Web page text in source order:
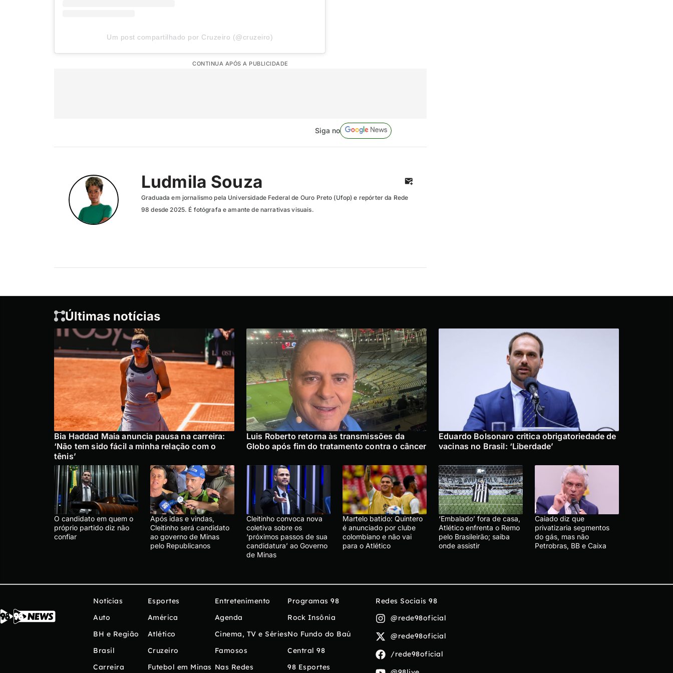
Um post compartilhado por Cruzeiro (@cruzeiro)
CONTINUA APÓS A PUBLICIDADE
Siga no
Ludmila Souza
Graduada em jornalismo pela Universidade Federal de Ouro Preto (Ufop) e repórter da Rede
98 desde 2025. É fotógrafa e amante de narrativas visuais.
Últimas notícias
Bia Haddad Maia anuncia pausa na carreira:
‘Não tem sido fácil a minha relação com o
tênis’
Luis Roberto retorna às transmissões da
Globo após fim do tratamento contra o câncer
Eduardo Bolsonaro critica obrigatoriedade de
vacinas no Brasil: ‘Liberdade’
O candidato em quem o
próprio partido diz não
confiar
Após idas e vindas,
Cleitinho será candidato
ao governo de Minas
pelo Republicanos
Cleitinho convoca nova
coletiva sobre os
‘próximos passos de sua
candidatura’ ao Governo
de Minas
Martelo batido: Quintero
é anunciado por clube
colombiano e não vai
para o Atlético
‘Embalado’ fora de casa,
Atlético enfrenta o Remo
pelo Brasileirão; saiba
onde assistir
Caiado diz que
privatizaria segmentos
do gás, mas não
Petrobras, BB e Caixa
Notícias
Auto
BH e Região
Brasil
Carreira
Esportes
América
Atlético
Cruzeiro
Futebol em Minas
Entretenimento
Agenda
Cinema, TV e Séries
Famosos
Nas Redes
Programas 98
Rock Insônia
No Fundo do Baú
Central 98
98 Esportes
Redes Sociais 98
@rede98oficial
@rede98oficial
/rede98oficial